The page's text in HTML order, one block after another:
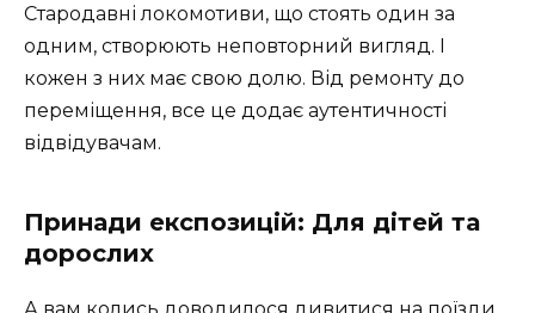
Стародавні локомотиви, що стоять один за
одним, створюють неповторний вигляд. І
кожен з них має свою долю. Від ремонту до
переміщення, все це додає аутентичності
відвідувачам.
Принади експозицій: Для дітей та
дорослих